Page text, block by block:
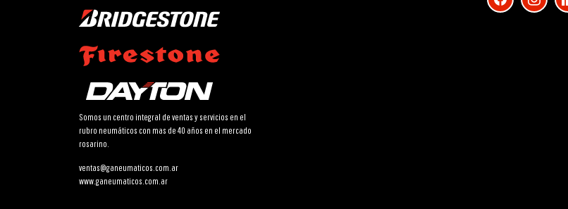
Somos un centro integral de ventas y servicios en el
rubro neumáticos con mas de 40 años en el mercado
rosarino.
ventas@ganeumaticos.com.ar
www.ganeumaticos.com.ar